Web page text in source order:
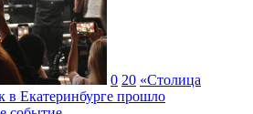
0 20 «Столица
в Екатеринбурге прошло